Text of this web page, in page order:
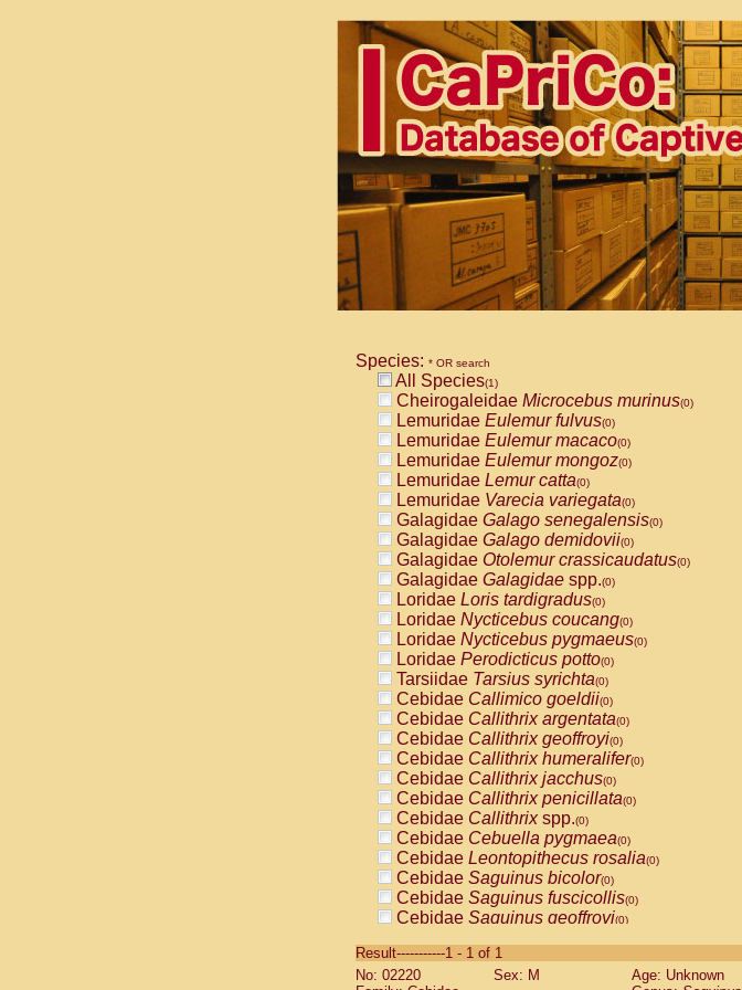
Species: * OR search
All Species(1)
Cheirogaleidae Microcebus murinus(0)
Lemuridae Eulemur fulvus(0)
Lemuridae Eulemur macaco(0)
Lemuridae Eulemur mongoz(0)
Lemuridae Lemur catta(0)
Lemuridae Varecia variegata(0)
Galagidae Galago senegalensis(0)
Galagidae Galago demidovii(0)
Galagidae Otolemur crassicaudatus(0)
Galagidae Galagidae spp.(0)
Loridae Loris tardigradus(0)
Loridae Nycticebus coucang(0)
Loridae Nycticebus pygmaeus(0)
Loridae Perodicticus potto(0)
Tarsiidae Tarsius syrichta(0)
Cebidae Callimico goeldii(0)
Cebidae Callithrix argentata(0)
Cebidae Callithrix geoffroyi(0)
Cebidae Callithrix humeralifer(0)
Cebidae Callithrix jacchus(0)
Cebidae Callithrix penicillata(0)
Cebidae Callithrixspp.(0)
Cebidae Cebuella pygmaea(0)
Cebidae Leontopithecus rosalia(0)
Cebidae Saguinus bicolor(0)
Cebidae Saguinus fuscicollis(0)
Cebidae Saguinus geoffroyi(0)
CebidaeSaguinus labiatus(0)
Cebidae Saguinus leucopus (0)
Result-----------1 - 1 of 1
No: 02220
Sex: M
Age: Unknown